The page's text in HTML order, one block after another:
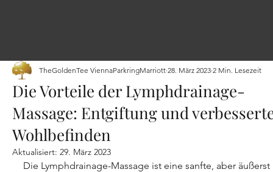
Die Vorteile der Lymphdrainage-
Massage: Entgiftung und
Wohlbefinden
TheGoldenTee ViennaParkringMarriott 28. März 2023 2 Min. Lesezeit
Aktualisiert: 29. März 2023
Die Lymphdrainage-Massage ist eine sanfte, aber äußerst